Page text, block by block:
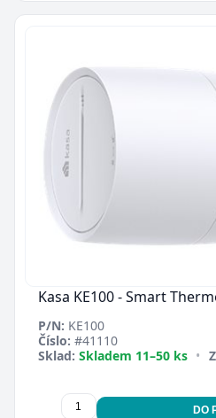
Kasa KE100 - Smart
P/N: KE100
Číslo: #41110
Sklad: Skladem 11–50 ks •
DO